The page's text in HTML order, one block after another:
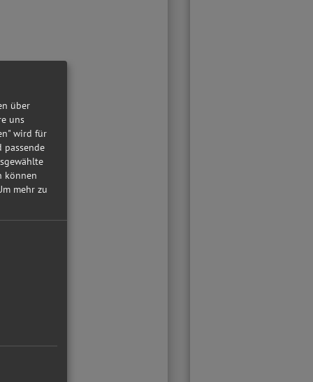
über
uns
wird für
können
mehr zu